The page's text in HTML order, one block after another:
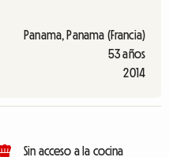
Panama, Panama (Francia)
53 años
2014
Sin acceso a la cocina